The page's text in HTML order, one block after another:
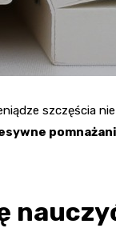
szczęścia